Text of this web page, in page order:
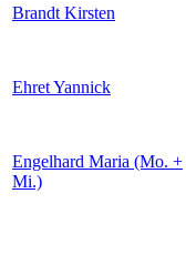
Brandt Kirsten
Ehret Yannick
Engelhard Maria (Mo. +
Mi.)